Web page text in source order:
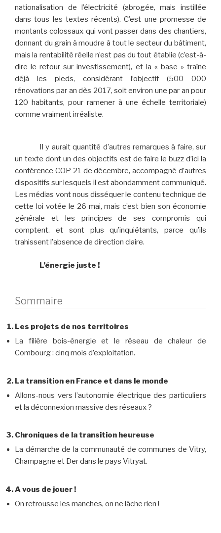
nationalisation de l’électricité (abrogée, mais instillée
dans tous les textes récents). C’est une promesse de
montants colossaux qui vont passer dans des chantiers,
donnant du grain à moudre à tout le secteur du bâtiment,
mais la rentabilité réelle n’est pas du tout établie (c’est-à-
dire le retour sur investissement), et la « base » traîne
déjà les pieds, considérant l’objectif (500 000
rénovations par an dès 2017, soit environ une par an pour
120 habitants, pour ramener à une échelle territoriale)
comme vraiment irréaliste.
Il y aurait quantité d’autres remarques à faire, sur
un texte dont un des objectifs est de faire le buzz d’ici la
conférence COP 21 de décembre, accompagné d’autres
dispositifs sur lesquels il est abondamment communiqué.
Les médias vont nous disséquer le contenu technique de
cette loi votée le 26 mai, mais c’est bien son économie
générale et les principes de ses compromis qui
comptent. et sont plus qu’inquiétants, parce qu’ils
trahissent l’absence de direction claire.
L’énergie juste !
Sommaire
Les projets de nos territoires
La filière bois-énergie et le réseau de chaleur de
Combourg : cinq mois d’exploitation.
La transition en France et dans le monde
Allons-nous vers l’autonomie électrique des particuliers
et la déconnexion massive des réseaux ?
Chroniques de la transition heureuse
La démarche de la communauté de communes de Vitry,
Champagne et Der dans le pays Vitryat.
A vous de jouer !
On retrousse les manches, on ne lâche rien !